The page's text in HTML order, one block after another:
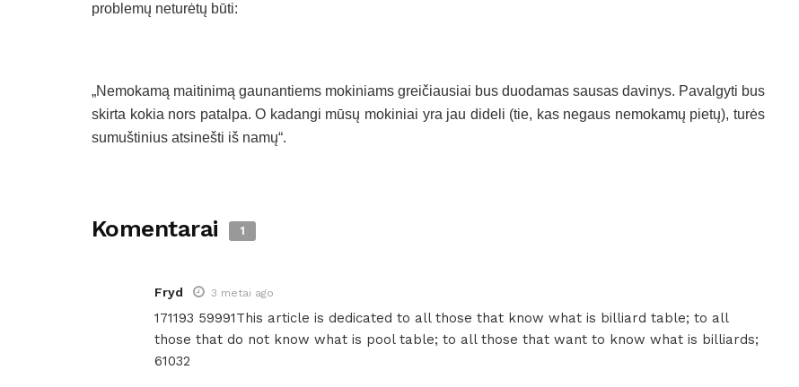
problemų neturėtų būti:
„Nemokamą maitinimą gaunantiems mokiniams greičiausiai bus duodamas sausas davinys. Pavalgyti bus
skirta kokia nors patalpa. O kadangi mūsų mokiniai yra jau dideli (tie, kas negaus nemokamų pietų), turės
sumuštinius atsinešti iš namų“.
Komentarai 1
Fryd 3 metai ago
171193 59991This article is dedicated to all those that know what is billiard table; to all
those that do not know what is pool table; to all those that want to know what is billiards;
61032